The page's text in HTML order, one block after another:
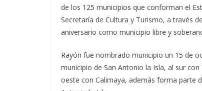
de los 125 municipios que conforman el
Secretaría de Cultura y Turismo, a través
aniversario como municipio libre y
Rayón fue nombrado municipio un 15 de
municipio de San Antonio la Isla, al sur
oeste con Calimaya, además forma parte